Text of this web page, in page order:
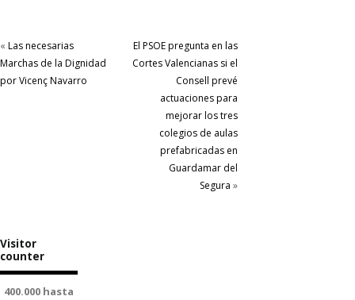
« Las necesarias
Marchas de la Dignidad
por Vicenç Navarro
El PSOE pregunta en las
Cortes Valencianas si el
Consell prevé
actuaciones para
mejorar los tres
colegios de aulas
prefabricadas en
Guardamar del
Segura »
Visitor
counter
400.000 hasta